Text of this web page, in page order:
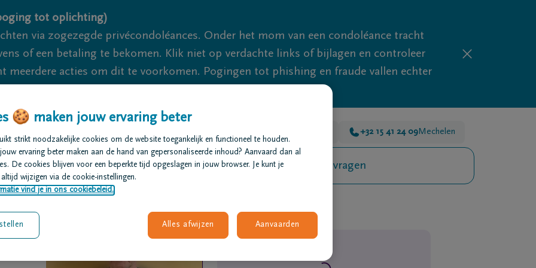
tot oplichting)
via zogezegde privécondoléances. Onder het mom van een condoléance tracht
of een betaling te bekomen. Klik niet op verdachte links of bijlagen en controleer
meerdere acties om dit te voorkomen. Pogingen tot phishing en fraude vallen echter
+32 15 41 24 09Mechelen
regelen Overlijdensberichten Ons uitvaartcentrum Veelgestelde vragen
🍪 maken jouw ervaring beter
strikt noodzakelijke cookies om de website toegankelijk en functioneel te houden.
ervaring beter maken aan de hand van gepersonaliseerde inhoud? Aanvaard dan al
De cookies blijven voor een beperkte tijd opgeslagen in jouw browser. Je kunt je
wijzigen via de cookie-instellingen.
vind je in ons cookiebeleid.
Alles afwijzen Aanvaarden